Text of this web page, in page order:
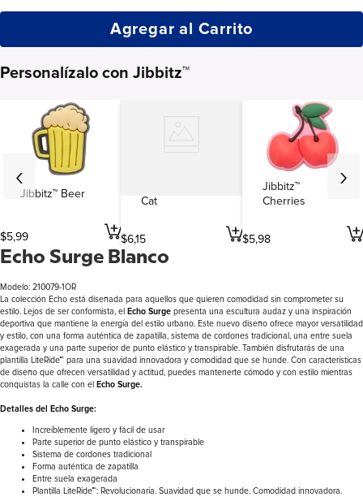
Agregar al Carrito
Personalízalo con Jibbitz™
Jibbitz™ Beer
$5,99
Cat
$6,15
Jibbitz™
Cherries
$5,98
Echo Surge Blanco
Modelo: 210079-1OR
La colección Echo está diseñada para aquellos que quieren comodidad sin comprometer su
estilo. Lejos de ser conformista, el Echo Surge presenta una escultura audaz y una inspiración
deportiva que mantiene la energía del estilo urbano. Este nuevo diseño ofrece mayor versatilidad
y estilo, con una forma auténtica de zapatilla, sistema de cordones tradicional, una entre suela
exagerada y una parte superior de punto elástico y transpirable. También disfrutarás de una
plantilla LiteRide™ para una suavidad innovadora y comodidad que se hunde. Con características
de diseño que ofrecen versatilidad y actitud, puedes mantenerte cómodo y con estilo mientras
conquistas la calle con el Echo Surge.
Detalles del Echo Surge:
Increíblemente ligero y fácil de usar
Parte superior de punto elástico y transpirable
Sistema de cordones tradicional
Forma auténtica de zapatilla
Entre suela exagerada
Plantilla LiteRide™: Revolucionaria. Suavidad que se hunde. Comodidad innovadora.